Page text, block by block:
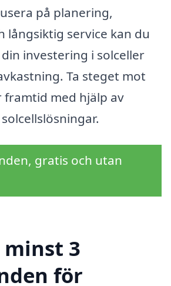
på planering,
långsiktig service kan du
investering i solceller
Ta steget mot
framtid med hjälp av
gratis och utan
3
för